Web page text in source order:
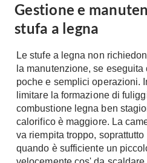
Gestione e
stufa a legna
Le stufe a legna non
la manutenzione, se
poche e semplici operazioni.
limitare la formazione di
combustione legna ben
calorifico è maggiore. La
va riempita troppo,
quando è sufficiente un